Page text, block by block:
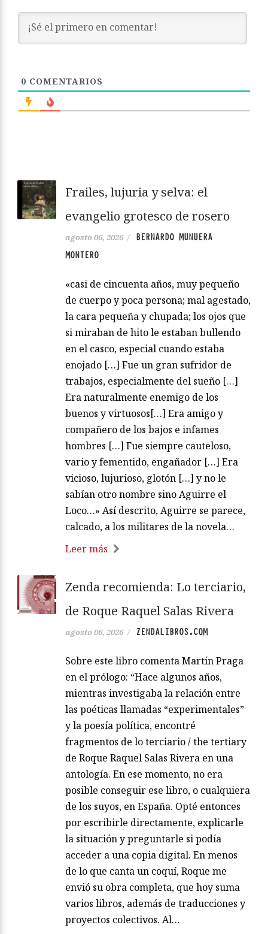
0 COMENTARIOS
Frailes, lujuria y selva: el
evangelio grotesco de rosero
agosto 06, 2026 /
BERNARDO MUNUERA
MONTERO
«casi de cincuenta años, muy pequeño
de cuerpo y poca persona; mal agestado,
la cara pequeña y chupada; los ojos que
si miraban de hito le estaban bullendo
en el casco, especial cuando estaba
enojado […] Fue un gran sufridor de
trabajos, especialmente del sueño […]
Era naturalmente enemigo de los
buenos y virtuosos[…] Era amigo y
compañero de los bajos e infames
hombres […] Fue siempre cauteloso,
vario y fementido, engañador […] Era
vicioso, lujurioso, glotón […] y no le
sabían otro nombre sino Aguirre el
Loco…» Así descrito, Aguirre se parece,
calcado, a los militares de la novela…
Leer más
Zenda recomienda: Lo terciario,
de Roque Raquel Salas Rivera
agosto 06, 2026 / ZENDALIBROS.COM
Sobre este libro comenta Martín Praga
en el prólogo: “Hace algunos años,
mientras investigaba la relación entre
las poéticas llamadas “experimentales”
y la poesía política, encontré
fragmentos de lo terciario / the tertiary
de Roque Raquel Salas Rivera en una
antología. En ese momento, no era
posible conseguir ese libro, o cualquiera
de los suyos, en España. Opté entonces
por escribirle directamente, explicarle
la situación y preguntarle si podía
acceder a una copia digital. En menos
de lo que canta un coquí, Roque me
envió su obra completa, que hoy suma
varios libros, además de traducciones y
proyectos colectivos. Al…